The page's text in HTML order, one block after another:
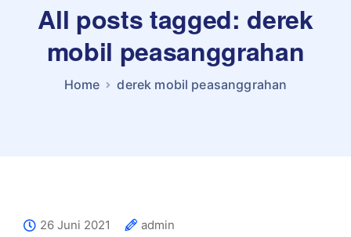
All posts tagged: derek
mobil peasanggrahan
Home derek mobil peasanggrahan
26 Juni 2021
admin